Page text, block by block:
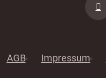
AGB Impressum